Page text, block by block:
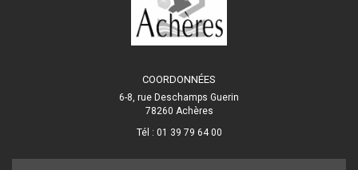
COORDONNÉES
6-8, rue Deschamps Guerin
78260 Achères
Tél : 01 39 79 64 00